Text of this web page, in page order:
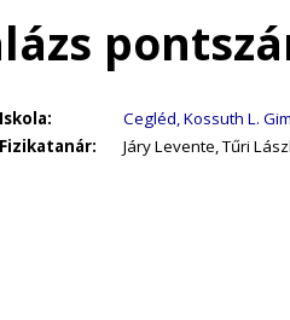
Iskola: Cegléd, Kossuth L.
Fizikatanár:
Járy Levente, Tűri